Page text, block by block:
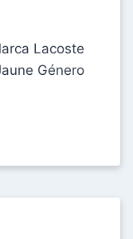
Lacoste
Género